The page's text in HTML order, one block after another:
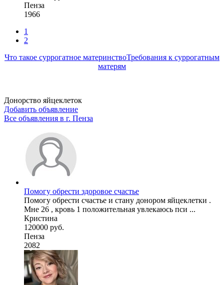
Пенза
1966
1
2
Что такое суррогатное материнствоТребования к суррогатным
матерям
Донорство яйцеклеток
Добавить объявление
Все объявления в г. Пенза
Помогу обрести здоровое счастье
Помогу обрести счастье и стану донором яйцеклетки .
Мне 26 , кровь 1 положительная увлекаюсь пси ...
Кристина
120000 руб.
Пенза
2082